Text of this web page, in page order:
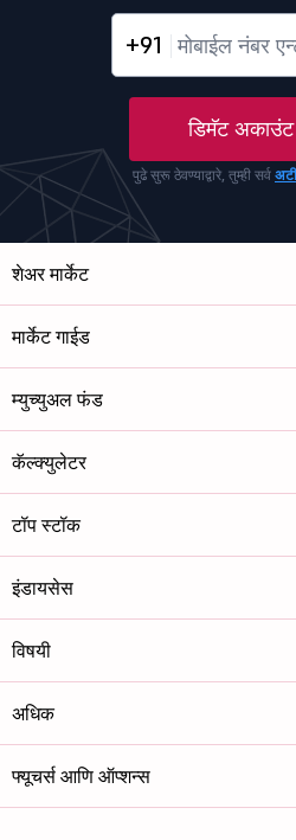
+91
डिमॅट
पुढे सुरू ठेवण्याद्वारे, तुम्ही सर्व
शेअर मार्केट
मार्केट गाईड
म्युच्युअल फंड
कॅल्क्युलेटर
टॉप स्टॉक
इंडायसेस
विषयी
अधिक
फ्यूचर्स आणि ऑप्शन्स